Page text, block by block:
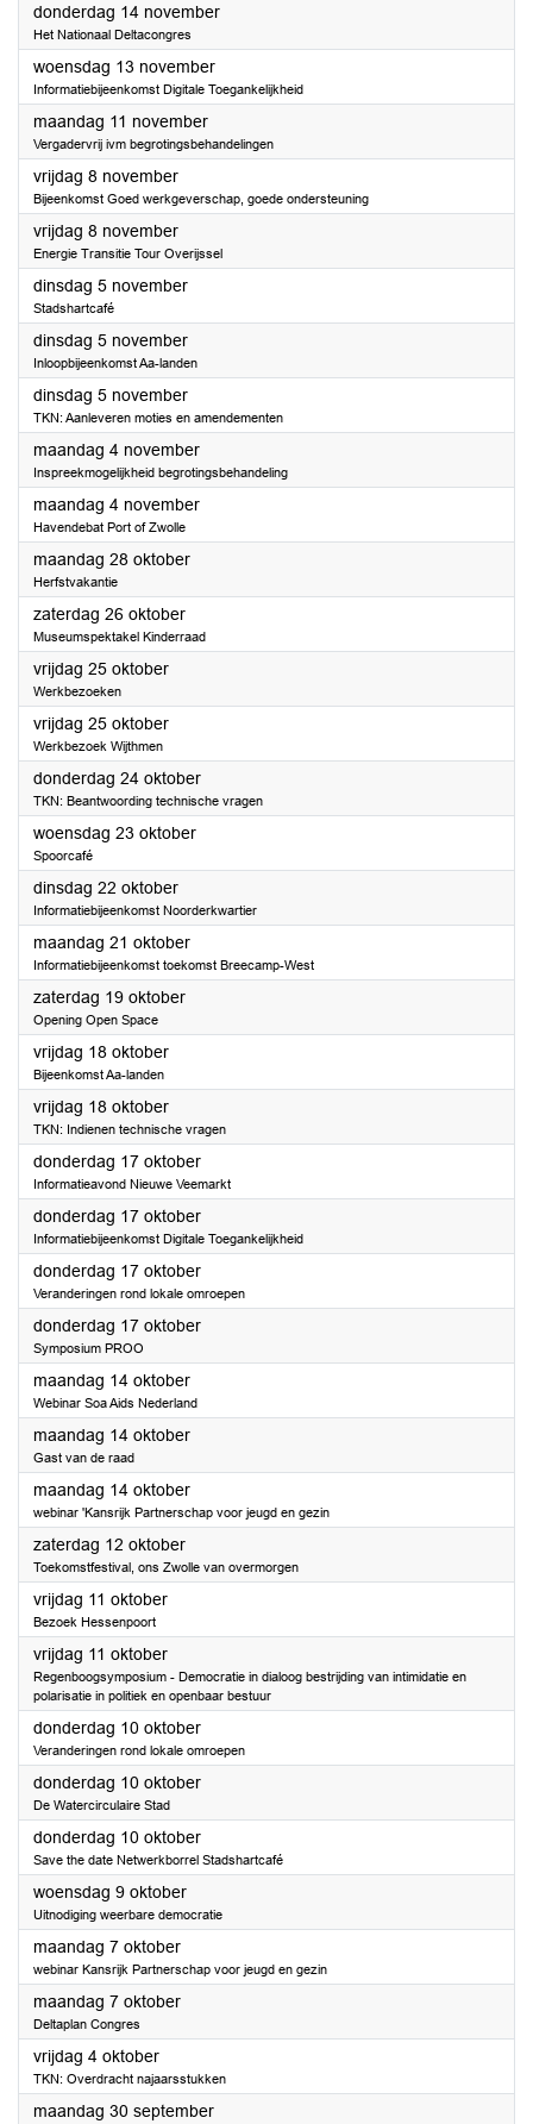
donderdag 14 november2024
Het Nationaal Deltacongres
woensdag 13 november2024
Informatiebijeenkomst Digitale Toegankelijkheid
maandag 11 november2024
Vergadervrij ivm begrotingsbehandelingen
vrijdag 8 november2024
Bijeenkomst Goed werkgeverschap, goede ondersteuning
vrijdag 8 november2024
Energie Transitie Tour Overijssel
dinsdag 5 november2024
Stadshartcafé
dinsdag 5 november2024
Inloopbijeenkomst Aa-landen
dinsdag 5 november2024
TKN: Aanleveren moties en amendementen
maandag 4 november2024
Inspreekmogelijkheid begrotingsbehandeling
maandag 4 november2024
Havendebat Port of Zwolle
maandag 28 oktober2024
Herfstvakantie
zaterdag 26 oktober2024
Museumspektakel Kinderraad
vrijdag 25 oktober2024
Werkbezoeken
vrijdag 25 oktober2024
Werkbezoek Wijthmen
donderdag 24 oktober2024
TKN: Beantwoording technische vragen
woensdag 23 oktober2024
Spoorcafé
dinsdag 22 oktober2024
Informatiebijeenkomst Noorderkwartier
maandag 21 oktober2024
Informatiebijeenkomst toekomst Breecamp-West
zaterdag 19 oktober2024
Opening Open Space
vrijdag 18 oktober2024
Bijeenkomst Aa-landen
vrijdag 18 oktober2024
TKN: Indienen technische vragen
donderdag 17 oktober2024
Informatieavond Nieuwe Veemarkt
donderdag 17 oktober2024
Informatiebijeenkomst Digitale Toegankelijkheid
donderdag 17 oktober2024
Veranderingen rond lokale omroepen
donderdag 17 oktober2024
Symposium PROO
maandag 14 oktober2024
Webinar Soa Aids Nederland
maandag 14 oktober2024
Gast van de raad
maandag 14 oktober2024
webinar 'Kansrijk Partnerschap voor jeugd en gezin
zaterdag 12 oktober2024
Toekomstfestival, ons Zwolle van overmorgen
vrijdag 11 oktober2024
Bezoek Hessenpoort
vrijdag 11 oktober2024
Regenboogsymposium - Democratie in dialoog bestrijding van intimidatie en
polarisatie in politiek en openbaar bestuur
donderdag 10 oktober2024
Veranderingen rond lokale omroepen
donderdag 10 oktober2024
De Watercirculaire Stad
donderdag 10 oktober2024
Save the date Netwerkborrel Stadshartcafé
woensdag 9 oktober2024
Uitnodiging weerbare democratie
maandag 7 oktober2024
webinar Kansrijk Partnerschap voor jeugd en gezin
maandag 7 oktober2024
Deltaplan Congres
vrijdag 4 oktober2024
TKN: Overdracht najaarsstukken
maandag 30 september2024